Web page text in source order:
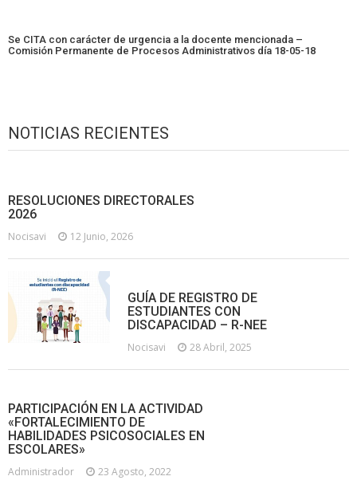
Se CITA con carácter de urgencia a la docente mencionada –
Comisión Permanente de Procesos Administrativos día 18-05-18
NOTICIAS RECIENTES
RESOLUCIONES DIRECTORALES
2026
Nocisavi 12 Junio, 2026
GUÍA DE REGISTRO DE
ESTUDIANTES CON
DISCAPACIDAD – R-NEE
Nocisavi 28 Abril, 2025
PARTICIPACIÓN EN LA ACTIVIDAD
«FORTALECIMIENTO DE
HABILIDADES PSICOSOCIALES EN
ESCOLARES»
Administrador 23 Agosto, 2022